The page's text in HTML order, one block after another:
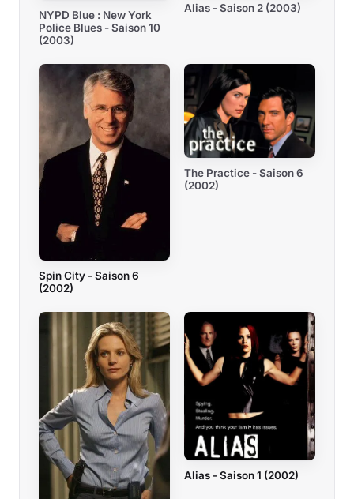
NYPD Blue : New York
Police Blues - Saison 10
(2003)
Alias - Saison 2 (2003)
Spin City - Saison 6
(2002)
The Practice - Saison 6
(2002)
Alias - Saison 1 (2002)